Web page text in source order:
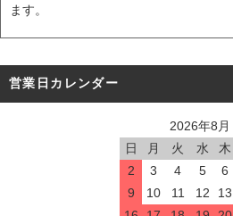
ます。
営業日カレンダー
2026年8月
日
月 火 水 木
2
3 4 5 6
9
10 11 12 13